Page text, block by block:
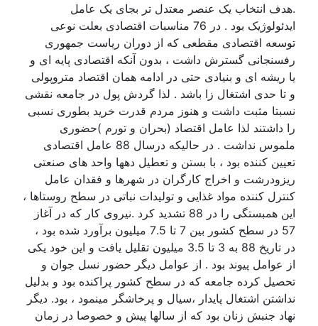
.هدف انتخاب یک عنصر معتدل تر بجای یک عامل
ایدئولوژیک بود . در 76 مناسبات اقتصادی بعلت نوعی
توسعه اقتصادی مقطعی که از دوران ریاست جمهوری
رفسنجانی گسترش داشت ، بدون آنکه اقتصادی پایه ای و
یا ریشه ای و بنیادی حتی در ادامه همان اقتصاد متروپولی
و تا حدی اشتغال زا باشد . لذا گردش پول در جامعه نقشی
نسبتا مثبت داشت و هنوز مردم قدرت خرید بطوری نسبی
را داشتند لذا عامل اقتصاد (بحران و تورم )حضوری
ملموس نداشت . در حالیکه درسال 88 عامل اقتصادی
تعیین کننده بود ، با بستن و تعطیل دهها واحد های صنعتی
ریزودرشت و اخراج کارگران در شهرها و فقدان عامل
کنترل کننده مواد غذایی و تولیدات نباتی در سطح روستاها ،
این همبستگی را در 88 تشدید کرد .نیروی کار که در آغاز
57 در سطح کشور بین 7 تا 7.5 میلیون برآورد شده بود ،
در تاریخ 88 به 3 تا 3.5 میلیون تقلیل یافت و این خود یکی
از عوامل پیوند بود . از عوامل دیگر حضور نسل جوان و
تحصیل کرده جامعه که در سطح کشور پراکنده بود و بدلیل
نداشتن اشتغال پایدار ،سیال و پرخاشگر مینمود ، بود. دیگر
نهاد جنبش زنان بود که از سالها پیش و خصوصا در زمان